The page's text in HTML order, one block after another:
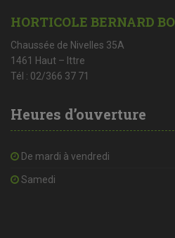
HORTICOLE BERNARD
Chaussée de Nivelles 35A
1461 Haut – Ittre
Tél : 02/366 37 71
Heures d’ouverture
De mardi à vendredi
Samedi